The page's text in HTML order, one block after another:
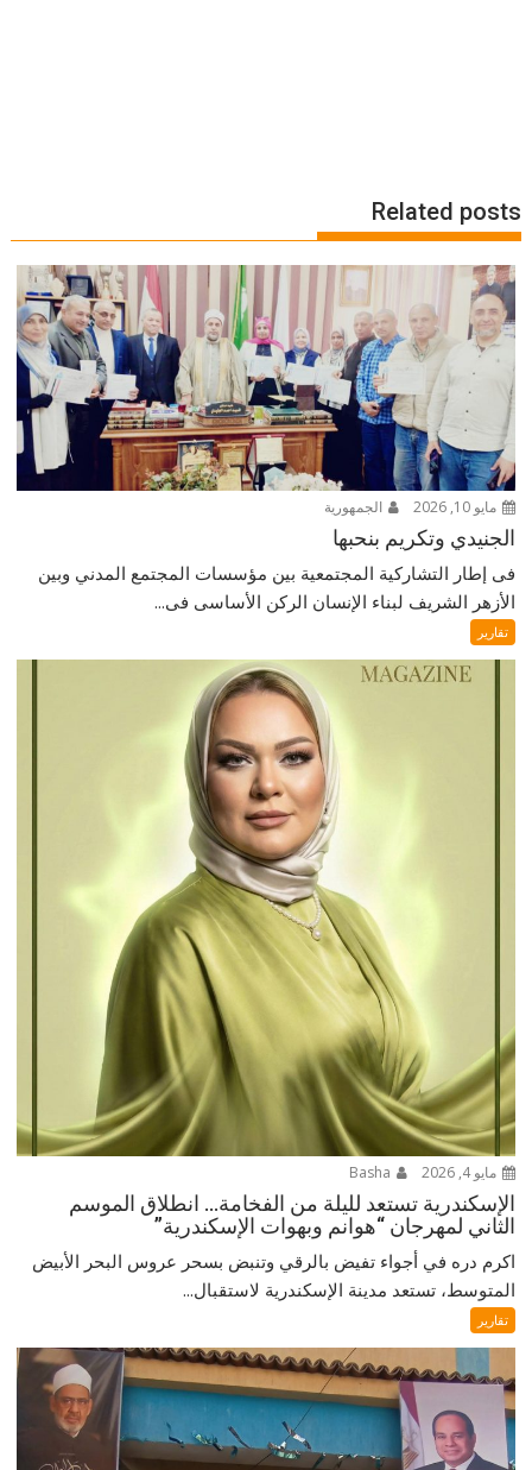
Related posts
مايو 10, 2026 الجمهورية
الجنيدي وتكريم بنحبها
فى إطار التشاركية المجتمعية بين مؤسسات المجتمع المدني وبين
الأزهر الشريف لبناء الإنسان الركن الأساسى فى...
تقارير
مايو 4, 2026
الإسكندرية تستعد لليلة من الفخامة… انطلاق الموسم
الثاني لمهرجان “هوانم وبهوات الإسكندرية”
اكرم دره في أجواء تفيض بالرقي وتنبض بسحر عروس البحر الأبيض
المتوسط، تستعد مدينة الإسكندرية لاستقبال...
تقارير